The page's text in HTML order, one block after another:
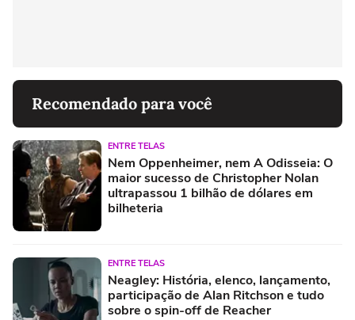
Recomendado para você
ENTRE TELAS
Nem Oppenheimer, nem A Odisseia: O
maior sucesso de Christopher Nolan
ultrapassou 1 bilhão de dólares em
bilheteria
ENTRE TELAS
Neagley: História, elenco, lançamento,
participação de Alan Ritchson e tudo
sobre o spin-off de Reacher